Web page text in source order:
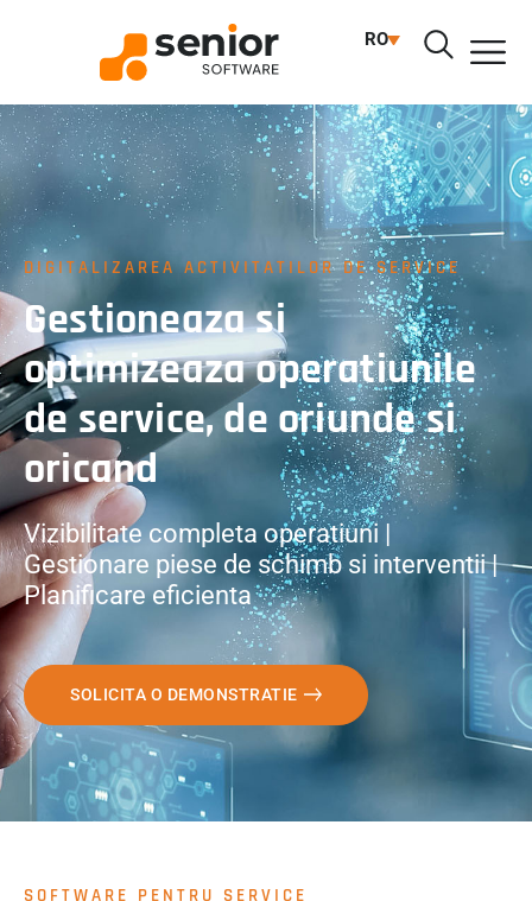
RO
DIGITALIZAREA ACTIVITATILOR DE SERVICE
Gestioneaza si
optimizeaza operatiunile
de service, de oriunde si
oricand
Vizibilitate completa operatiuni |
Gestionare piese de schimb si interventii |
Planificare eficienta
SOLICITA O DEMONSTRATIE
SOFTWARE PENTRU SERVICE